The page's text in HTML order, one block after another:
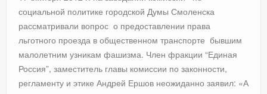
социальной политике городской Думы Смоленска
рассматривали вопрос о предоставлении права
льготного проезда в общественном транспорте бывшим
малолетним узникам фашизма. Член фракции “Единая
Россия”, заместитель главы комиссии по законности,
регламенту и этике Андрей Ершов неожиданно заявил: «А